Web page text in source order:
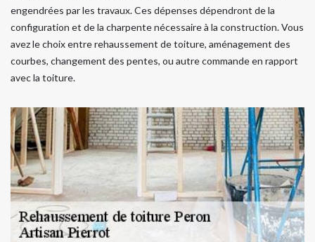
engendrées par les travaux. Ces dépenses dépendront de la
configuration et de la charpente nécessaire à la construction. Vous
avez le choix entre rehaussement de toiture, aménagement des
courbes, changement des pentes, ou autre commande en rapport
avec la toiture.